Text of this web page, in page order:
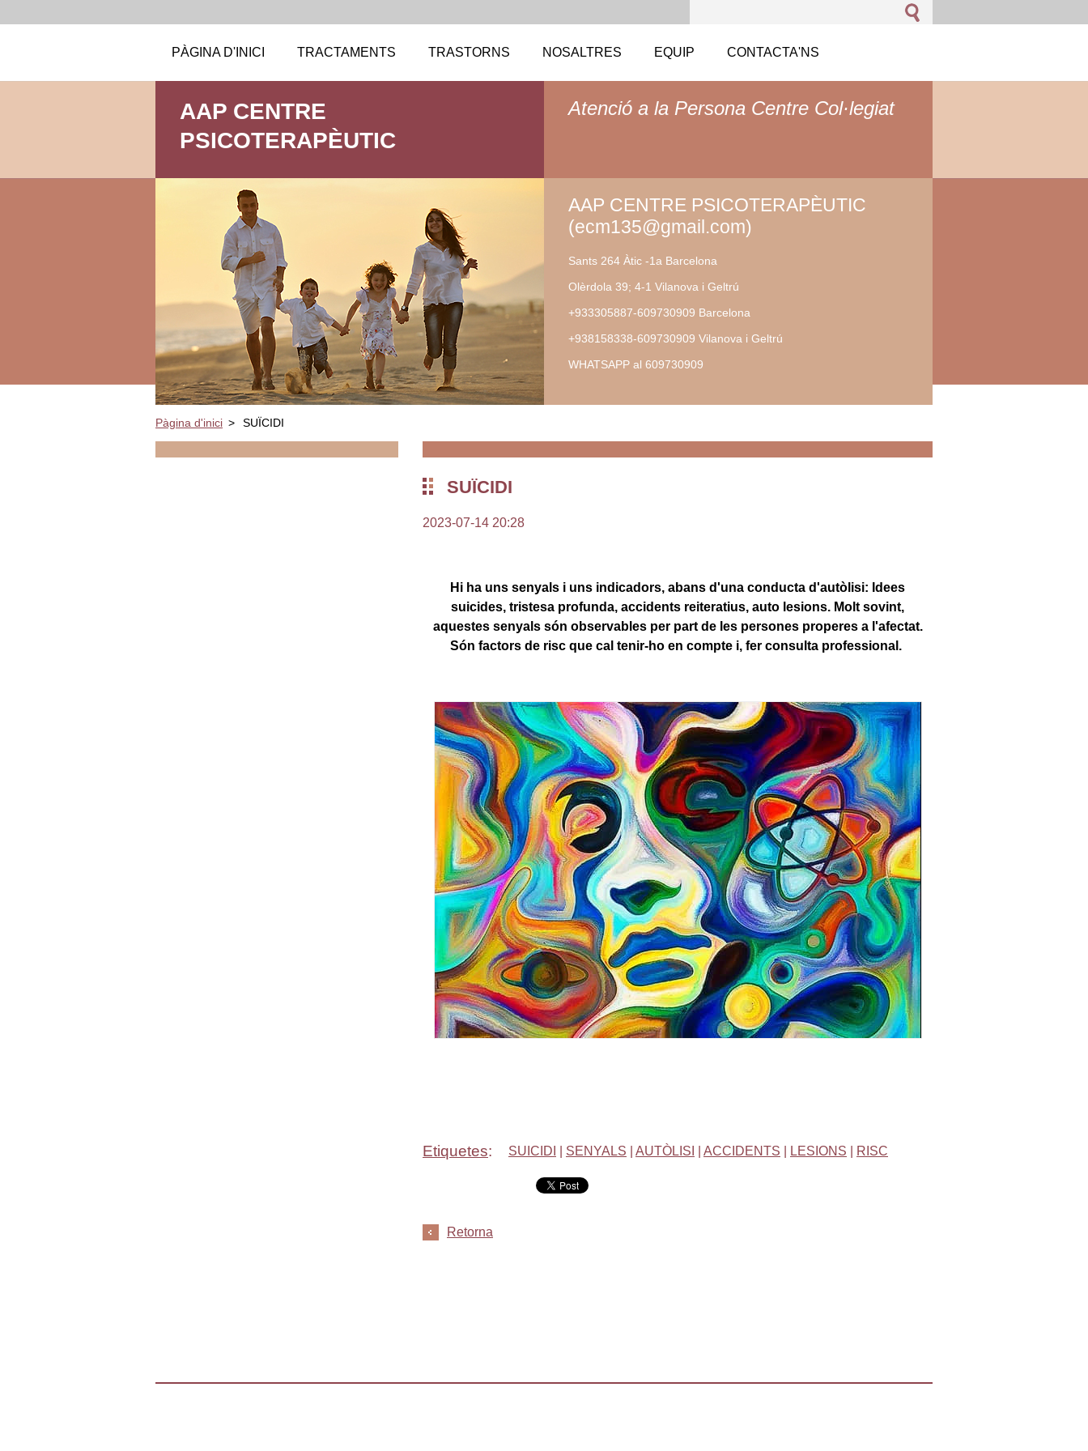
PÀGINA D'INICI TRACTAMENTS TRASTORNS NOSALTRES EQUIP CONTACTA'NS
AAP CENTRE
PSICOTERAPÈUTIC
Atenció a la Persona Centre Col·legiat
AAP CENTRE PSICOTERAPÈUTIC
(ecm135@gmail.com)
Sants 264 Àtic -1a Barcelona
Olèrdola 39; 4-1 Vilanova i Geltrú
+933305887-609730909 Barcelona
+938158338-609730909 Vilanova i Geltrú
WHATSAPP al 609730909
Pàgina d'inici > SUÏCIDI
SUÏCIDI
2023-07-14 20:28
Hi ha uns senyals i uns indicadors, abans d'una conducta d'autòlisi: Idees
suicides, tristesa profunda, accidents reiteratius, auto lesions. Molt sovint,
aquestes senyals són observables per part de les persones properes a l'afectat.
Són factors de risc que cal tenir-ho en compte i, fer consulta professional.
Etiquetes: SUICIDI SENYALS AUTÒLISI ACCIDENTS LESIONS RISC
Retorna